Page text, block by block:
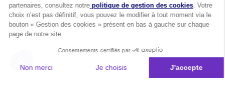
partenaires, consultez notre politique de gestion des cookies. Votre
choix n’est pas définitif, vous pouvez le modifier à tout moment via le
bouton « Gestion des cookies » présent en bas à gauche sur chaque
page de notre site.
Consentements certifiés par
Non merci Je choisis
J'accepte